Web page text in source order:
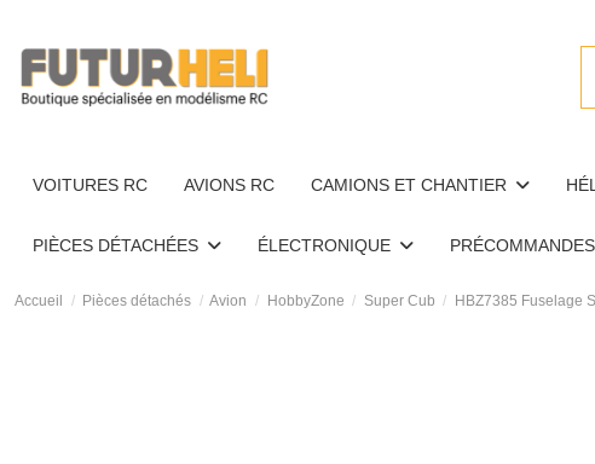
VOITURES RC AVIONS RC CAMIONS ET CHANTIER
PIÈCES DÉTACHÉES ÉLECTRONIQUE
Accueil Pièces détachés Avion HobbyZone Super Cub HBZ7385 Fuselage